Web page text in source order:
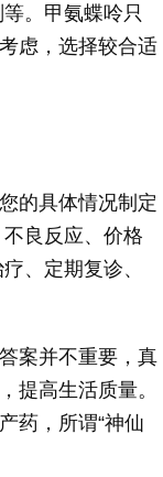
。甲氨蝶呤只
虑，选择较合适
的具体情况制定
良反应、价格
、定期复诊、
案并不重要，真
提高生活质量。
药，所谓“神仙